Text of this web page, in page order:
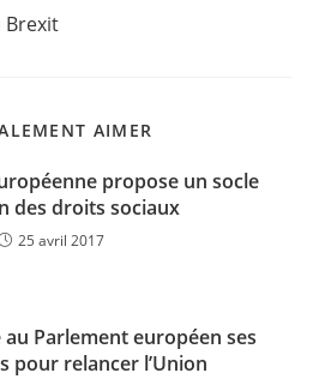
Brexit
AIMER
propose un socle
des droits sociaux
25 avril 2017
Parlement européen ses
pour relancer l’Union